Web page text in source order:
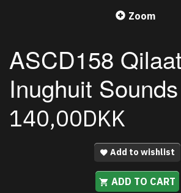
Zoom
ASCD158
Inughuit Sounds
140,00DKK
Add to wishlist
ADD TO CART